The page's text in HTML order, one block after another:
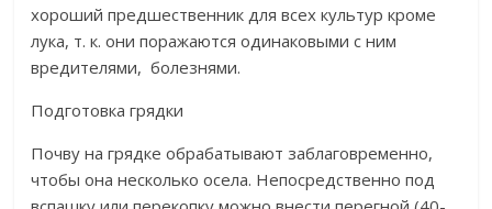
хороший предшественник для всех культур кроме
лука, т. к. они поражаются одинаковыми с ним
вредителями, болезнями.
Подготовка грядки
Почву на грядке обрабатывают заблаговременно,
чтобы она несколько осела. Непосредственно под